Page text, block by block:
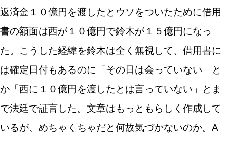
返済金１０億円を渡したとウソをついたために借用
書の額面は西が１０億円で鈴木が１５億円になっ
た。こうした経緯を鈴木は全く無視して、借用書に
は確定日付もあるのに「その日は会っていない」と
か「西に１０億円を渡したとは言っていない」とま
で法廷で証言した。文章はもっともらしく作成して
いるが、めちゃくちゃだと何故気づかないのか。A